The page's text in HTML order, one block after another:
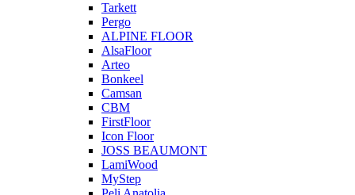
Tarkett
Pergo
ALPINE FLOOR
AlsaFloor
Arteo
Bonkeel
Camsan
CBM
FirstFloor
Icon Floor
JOSS BEAUMONT
LamiWood
MyStep